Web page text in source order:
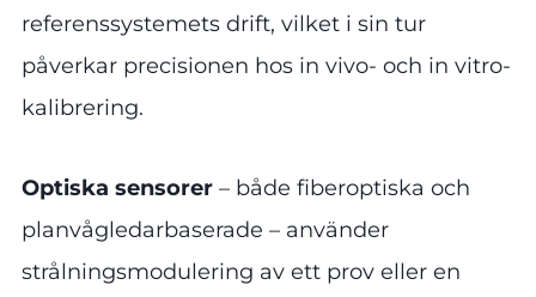
referenssystemets drift, vilket i sin tur
påverkar precisionen hos in vivo- och in vitro-
kalibrering.
Optiska sensorer – både fiberoptiska och
planvågledarbaserade – använder
strålningsmodulering av ett prov eller en